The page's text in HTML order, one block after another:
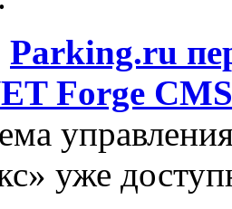
Parking.ru
Forge CMS
уже